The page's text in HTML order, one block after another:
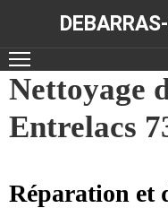
ACCUEIL
DÉBARRAS
RÉALISATIONS
Nettoyage
Entrelacs
Réparation et